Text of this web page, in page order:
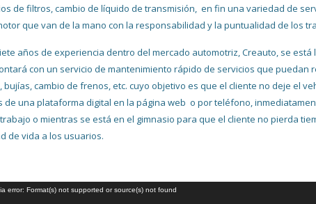
de filtros, cambio de líquido de transmisión, en fin una variedad de
que van de la mano con la responsabilidad y la puntualidad de los
años de experiencia dentro del mercado automotriz, Creauto, se
con un servicio de mantenimiento rápido de servicios que
bujías, cambio de frenos, etc. cuyo objetivo es que el cliente no deje el
de una plataforma digital en la página web o por teléfono,
o mientras se está en el gimnasio para que el cliente no pierda
de vida a los usuarios.
error: Format(s) not supported or source(s) not found